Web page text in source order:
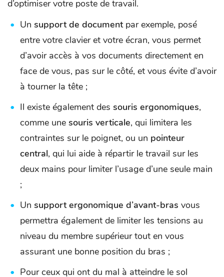
d’optimiser votre poste de travail.
Un support de documentpar exemple, posé
entre votre clavier et votre écran, vous permet
d’avoir accès à vos documents directement en
face de vous, pas sur le côté, et vous évite d’avoir
à tourner la tête ;
Il existe également des souris ergonomiques,
comme une souris verticale, qui limitera les
contraintes sur le poignet, ou un pointeur
central, qui lui aide à répartir le travail sur les
deux mains pour limiter l’usage d’une seule main
;
Un support ergonomique d’avant-bras vous
permettra également de limiter les tensions au
niveau du membre supérieur tout en vous
assurant une bonne position du bras ;
Pour ceux qui ont du mal à atteindre le sol